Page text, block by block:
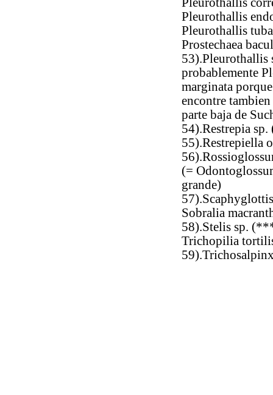
Pleurothallis
Pleurothallis
Prostechaea
53).Pleurothallis
probablemente
marginata
encontre tambien
parte baja de
54).Restrepia
55).Restrepiella
(=
grande)
Sobralia
58).Stelis sp.
Trichopilia